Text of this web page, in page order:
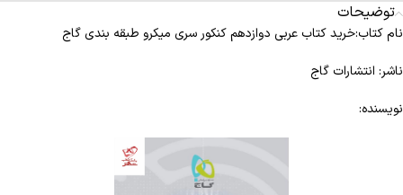
توضیحات
نام کتاب:خرید کتاب عربی دوازدهم کنکور سری میکرو طبقه بندی گاج
ناشر: انتشارات گاج
نویسنده: